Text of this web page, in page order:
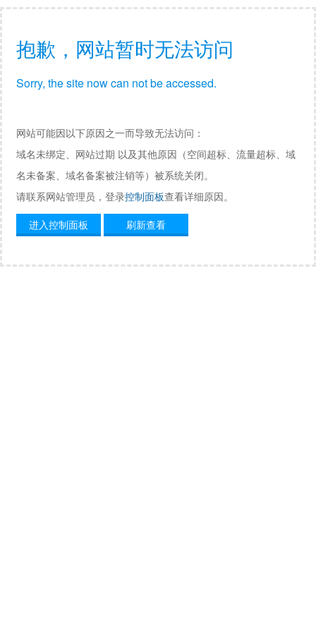
抱歉，网站暂时无法访问
Sorry, the site now can not be accessed.
网站可能因以下原因之一而导致无法访问：
域名未绑定、网站过期 以及其他原因（空间超标、流量超标、域
名未备案、域名备案被注销等）被系统关闭。
请联系网站管理员，登录控制面板查看详细原因。
进入控制面板
刷新查看